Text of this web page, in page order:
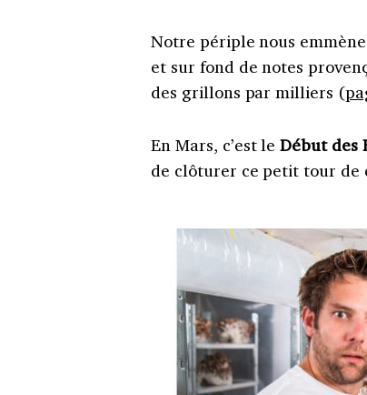
Notre périple nous
et sur fond de notes
des grillons par milliers (
En Mars, c’est leDébut des
de clôturer ce petit tour de